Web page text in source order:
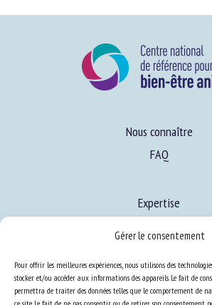
Gérer le consentement
Pour offrir les meilleures expériences, nous utilisons des
stocker et/ou accéder aux informations des appareils. Le fait de
permettra de traiter des données telles que le comportement de
Nous connaître
Expertise
S’informer sur le BEA
Se former au BEA